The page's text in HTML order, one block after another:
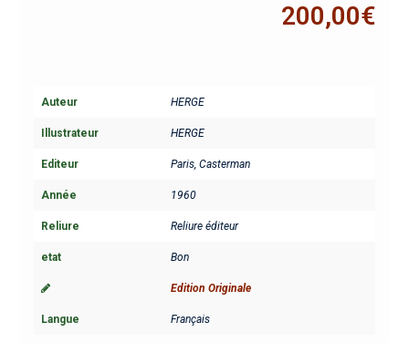
200,00€
Auteur HERGE
Illustrateur HERGE
Editeur Paris, Casterman
Année 1960
Reliure Reliure éditeur
etat Bon
Edition Originale
Langue Français